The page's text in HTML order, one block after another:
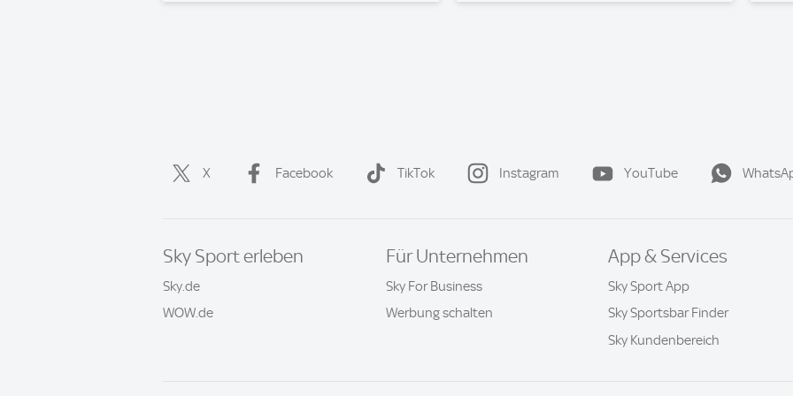
X Facebook TikTok Instagram YouTube
Sky Sport erleben
Sky.de
WOW.de
Für Unternehmen
Sky For Business
Werbung schalten
App & Services
Sky Sport App
Sky Sportsbar Finder
Sky Kundenbereich